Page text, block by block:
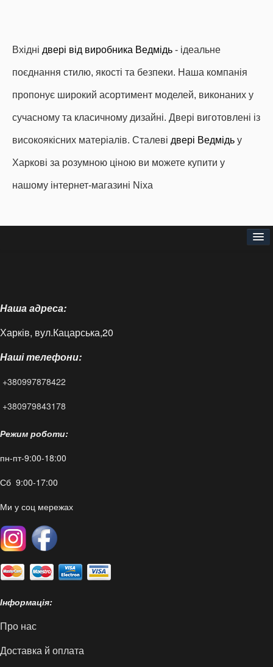
Вхідні двері від виробника Ведмідь - ідеальне
поєднання стилю, якості та безпеки. Наша компанія
пропонує широкий асортимент моделей, виконаних у
сучасному та класичному дизайні. Двері виготовлені із
високоякісних матеріалів. Сталеві двері Ведмідь у
Харкові за розумною ціною ви можете купити у
нашому інтернет-магазині Nixa
Доставка і оплата
Контакти
Статті
FAQ
Наша адреса:
Харків, вул.Кацарська,20
Наші телефони:
+380997878422
+380979843178
Режим роботи:
пн-пт-9:00-18:00
Сб 9:00-17:00
Ми у соц мережах
Інформація:
Про нас
Доставка й оплата